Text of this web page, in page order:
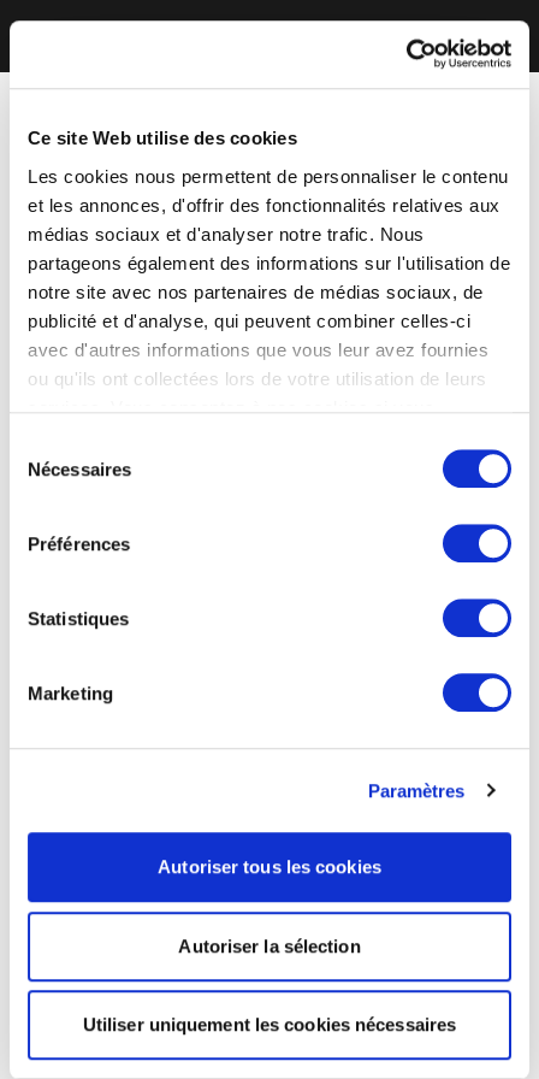
Ce site Web utilise des cookies
Les cookies nous permettent de personnaliser le contenu
et les annonces, d'offrir des fonctionnalités relatives aux
médias sociaux et d'analyser notre trafic. Nous
partageons également des informations sur l'utilisation de
notre site avec nos partenaires de médias sociaux, de
publicité et d'analyse, qui peuvent combiner celles-ci
avec d'autres informations que vous leur avez fournies
ou qu'ils ont collectées lors de votre utilisation de leurs
Nécessaires
Préférences
Statistiques
Marketing
Paramètres
Autoriser tous les cookies
Autoriser la sélection
Utiliser uniquement les cookies nécessaires